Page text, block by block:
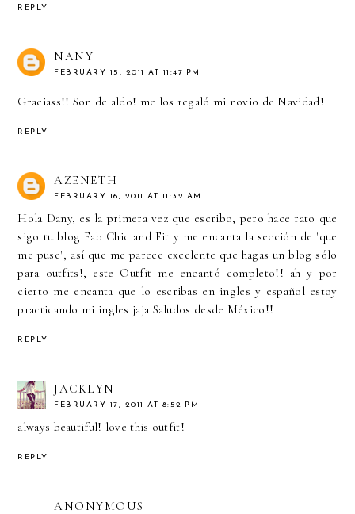
REPLY
NANY
FEBRUARY 15, 2011 AT 11:47 PM
Graciass!! Son de aldo! me los regaló mi novio de Navidad!
REPLY
AZENETH
FEBRUARY 16, 2011 AT 11:32 AM
Hola Dany, es la primera vez que escribo, pero hace rato que
sigo tu blog Fab Chic and Fit y me encanta la sección de "que
me puse", así que me parece excelente que hagas un blog sólo
para outfits!, este Outfit me encantó completo!! ah y por
cierto me encanta que lo escribas en ingles y español estoy
practicando mi ingles jaja Saludos desde México!!
REPLY
JACKLYN
FEBRUARY 17, 2011 AT 8:52 PM
always beautiful! love this outfit!
REPLY
ANONYMOUS